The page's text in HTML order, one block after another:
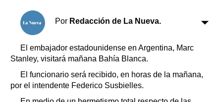
Horóscopo
Suplementos
Servicios
Farmacias
Transportes
Loterías
Datos Útiles
Fúnebres
Por Redacción de La Nueva.
El embajador estadounidense en Argentina, Marc
Stanley, visitará mañana Bahía Blanca.
El funcionario será recibido, en horas de la mañana,
por el intendente Federico Susbielles.